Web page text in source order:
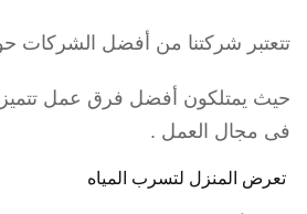
تتعتبر شركتنا من أفضل الشركات
حيث يمتلكون أفضل فرق عمل تتميز
فى مجال العمل .
تعرض المنزل لتسرب المياه